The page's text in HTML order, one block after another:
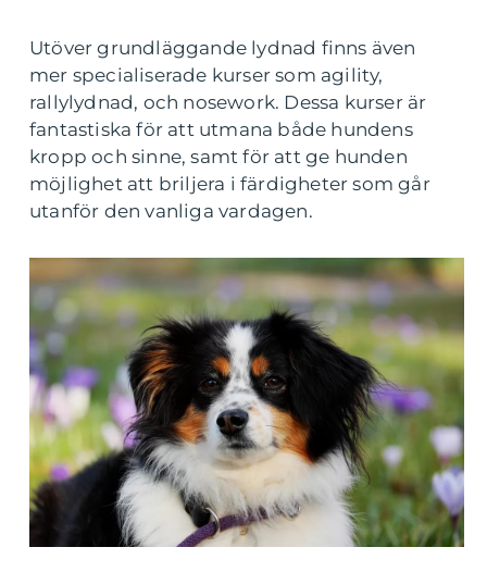
Utöver grundläggande lydnad finns även
mer specialiserade kurser som agility,
rallylydnad, och nosework. Dessa kurser är
fantastiska för att utmana både hundens
kropp och sinne, samt för att ge hunden
möjlighet att briljera i färdigheter som går
utanför den vanliga vardagen.